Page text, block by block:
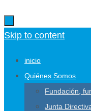
Skip to content
inicio
Quiénes Somos
Fundación,
Junta